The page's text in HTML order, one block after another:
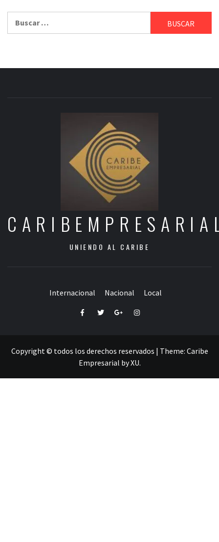
UNIENDO AL CARIBE
Internacional Nacional Local
FacebookTwitterGoogle+Instagram
Copyright © todos los derechos reservados | Theme: Caribe
Empresarial byXU.